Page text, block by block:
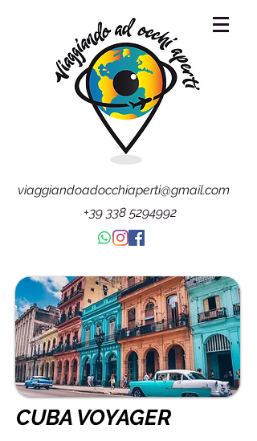
viaggiandoadocchiaperti@gmail.com
+39 338 5294992
CUBA VOYAGER